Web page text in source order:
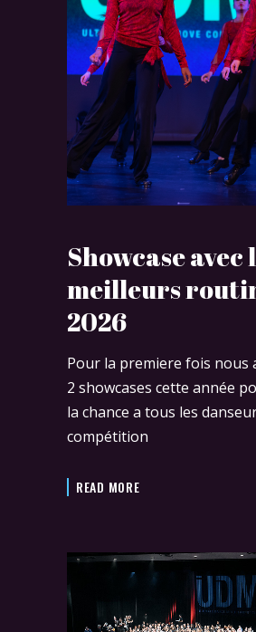
Showcaseavec
meilleurs
2026
Pour la premiere fois nous
2 showcases cette année
la chance a tous les
compétition
READ MORE